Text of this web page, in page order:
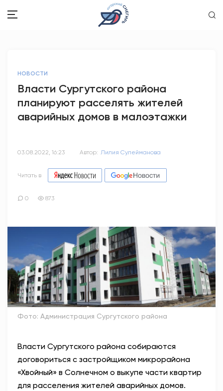
ОБРАЗОВАНИЕ
КУЛЬТУРА
СПОРТ
АНТИТЕРРОР
НОВОСТИ
ОФИЦИАЛЬНО
Вход / Регистрация
НОВОСТИ
Власти Сургутского района
планируют расселять жителей
аварийных домов в малоэтажки
03.08.2022, 16:23 Автор: Лилия Сулейманова
Читать в
0 873
Фото: Администрация Сургутского района
Власти Сургутского района собираются
договориться с застройщиком микрорайона
«Хвойный» в Солнечном о выкупе части квартир
для расселения жителей аварийных домов.